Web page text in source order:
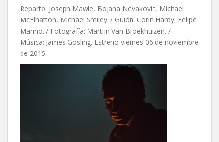
Reparto: Joseph Mawle, Bojana Novakovic, Michael
McElhatton, Michael Smiley. / Guión: Corin Hardy, Felipe
Marino. / Fotografía: Martijn Van Broekhuizen. /
Música: James Gosling. Estreno viernes 06 de noviembre
de 2015.